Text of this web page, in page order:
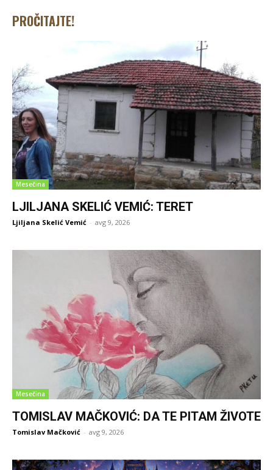
PROČITAJTE!
Mesečina
LJILJANA SKELIĆ VEMIĆ: TERET
Ljiljana Skelić Vemić - avg 9, 2026
Mesečina
TOMISLAV MAČKOVIĆ: DA TE PITAM ŽIVOTE
Tomislav Mačković - avg 9, 2026